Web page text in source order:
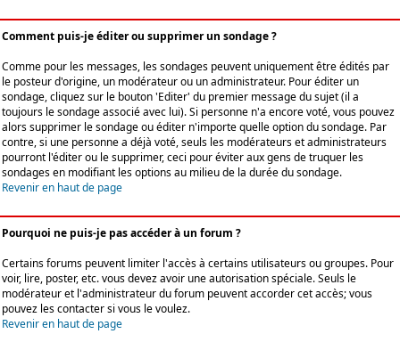
Comment puis-je éditer ou supprimer un sondage ?
Comme pour les messages, les sondages peuvent uniquement être édités par
le posteur d'origine, un modérateur ou un administrateur. Pour éditer un
sondage, cliquez sur le bouton 'Editer' du premier message du sujet (il a
toujours le sondage associé avec lui). Si personne n'a encore voté, vous pouvez
alors supprimer le sondage ou éditer n'importe quelle option du sondage. Par
contre, si une personne a déjà voté, seuls les modérateurs et administrateurs
pourront l'éditer ou le supprimer, ceci pour éviter aux gens de truquer les
sondages en modifiant les options au milieu de la durée du sondage.
Revenir en haut de page
Pourquoi ne puis-je pas accéder à un forum ?
Certains forums peuvent limiter l'accès à certains utilisateurs ou groupes. Pour
voir, lire, poster, etc. vous devez avoir une autorisation spéciale. Seuls le
modérateur et l'administrateur du forum peuvent accorder cet accès; vous
pouvez les contacter si vous le voulez.
Revenir en haut de page